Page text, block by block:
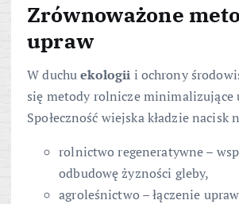
Zrównoważone
upraw
W duchuekologii i ochrony
się metody rolnicze minimalizujące
Społeczność wiejska kładzie nacisk
rolnictwo regeneratywne –
odbudowę żyzności gleby,
agroleśnictwo – łączenie